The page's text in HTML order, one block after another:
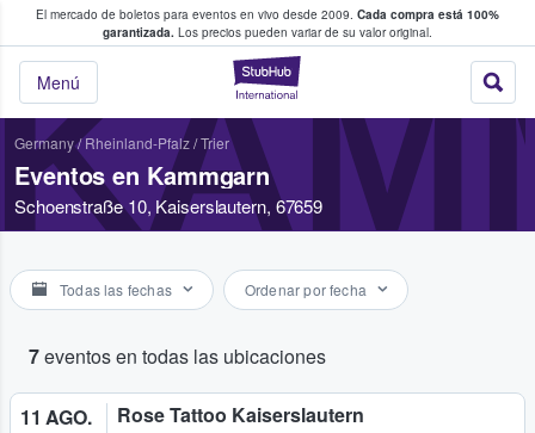
El mercado de boletos para eventos en vivo desde 2009. Cada compra está 100%
garantizada. Los precios pueden variar de su valor original.
StubHub: donde
Menú
fans compran y venden boletos
Germany/ Rheinland-Pfalz/Trier
Eventos en Kammgarn
Schoenstraße 10, Kaiserslautern, 67659
Todas las fechas Ordenar por fecha
7eventos en todas las ubicaciones
11 AGO. Rose Tattoo Kaiserslautern